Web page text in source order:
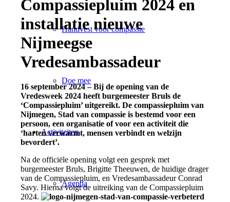
Handvest voor compassie
Doe mee
Activiteiten
Agenda
Compassiepluim 2024 en
installatie nieuwe
Nijmeegse
Vredesambassadeur
16 september 2024 – Bij de opening van de
Vredesweek 2024 heeft burgemeester Bruls de
‘Compassiepluim’ uitgereikt. De compassiepluim van
Nijmegen, Stad van compassie is bestemd voor een
persoon, een organisatie of voor een activiteit die
‘harten verwarmt, mensen verbindt en welzijn
bevordert’.
Na de officiële opening volgt een gesprek met
burgemeester Bruls, Brigitte Theeuwen, de huidige drager
van de Compassiepluim, en Vredesambassadeur Conrad
Savy. Hierna volgt de uitreiking van de Compassiepluim
2024.